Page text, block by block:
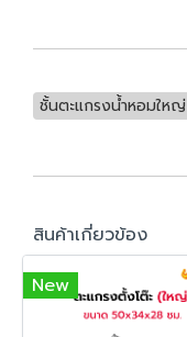
ชั้นตะแกรงน้ำหอมใ
สินค้าเกี่ยวข้อง
New